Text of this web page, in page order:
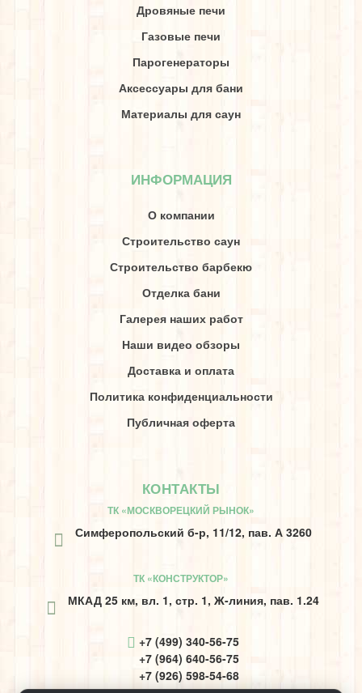
Дровяные печи
Газовые печи
Парогенераторы
Аксессуары для бани
Материалы для саун
ИНФОРМАЦИЯ
О компании
Строительство саун
Строительство барбекю
Отделка бани
Галерея наших работ
Наши видео обзоры
Доставка и оплата
Политика конфиденциальности
Публичная оферта
КОНТАКТЫ
ТК «МОСКВОРЕЦКИЙ РЫНОК»
Симферопольский б-р, 11/12, пав. А 3260
ТК «КОНСТРУКТОР»
МКАД 25 км, вл. 1, стр. 1, Ж-линия, пав. 1.24
+7 (499) 340-56-75
+7 (964) 640-56-75
+7 (926) 598-54-68